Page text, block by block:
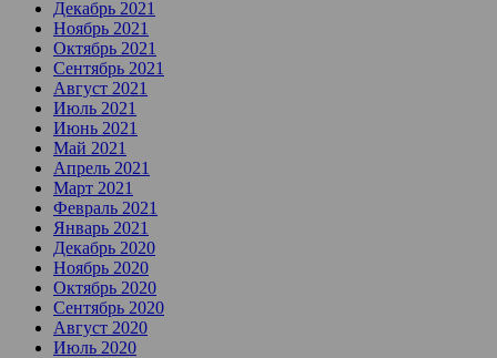
Декабрь 2021
Ноябрь 2021
Октябрь 2021
Сентябрь 2021
Август 2021
Июль 2021
Июнь 2021
Май 2021
Апрель 2021
Март 2021
Февраль 2021
Январь 2021
Декабрь 2020
Ноябрь 2020
Октябрь 2020
Сентябрь 2020
Август 2020
Июль 2020